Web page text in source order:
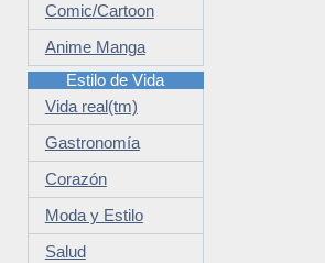
Comic/Cartoon
Anime Manga
Estilo de Vida
Vida real(tm)
Gastronomía
Corazón
Moda y Estilo
Salud